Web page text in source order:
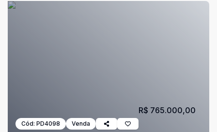
Cód: PD4098 Venda
R$ 765.000,00